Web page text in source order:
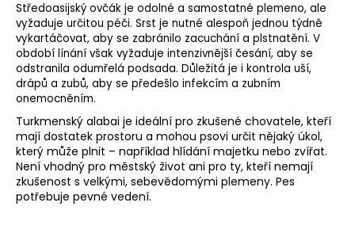
Středoasijský ovčák je odolné a samostatné plemeno, ale
vyžaduje určitou péči. Srst je nutné alespoň jednou týdně
vykartáčovat, aby se zabránilo zacuchání a plstnatění. V
období línání však vyžaduje intenzivnější česání, aby se
odstranila odumřelá podsada. Důležitá je i kontrola uší,
drápů a zubů, aby se předešlo infekcím a zubním
onemocněním.
Turkmenský alabai je ideální pro zkušené chovatele, kteří
mají dostatek prostoru a mohou psovi určit nějaký úkol,
který může plnit – například hlídání majetku nebo zvířat.
Není vhodný pro městský život ani pro ty, kteří nemají
zkušenost s velkými, sebevědomými plemeny. Pes
potřebuje pevné vedení.